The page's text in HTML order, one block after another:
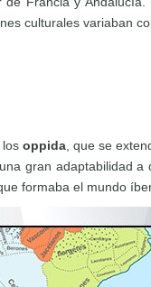
culturales variaban
los oppida , que se
gran adaptabilidad a
formaba el mundo